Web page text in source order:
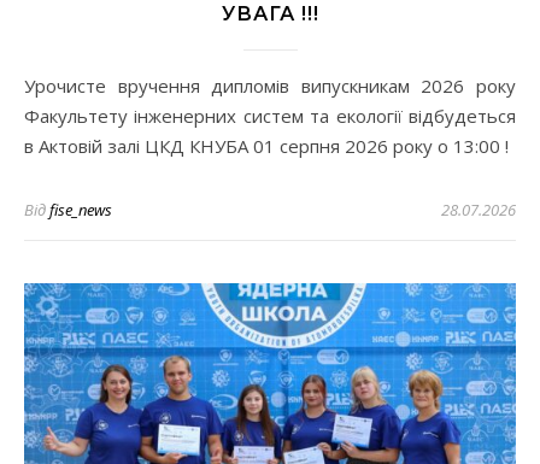
УВАГА !!!
Урочисте вручення дипломів випускникам 2026 року
Факультету інженерних систем та екології відбудеться
в Актовій залі ЦКД КНУБА 01 серпня 2026 року о 13:00 !
Відfise_news 28.07.2026